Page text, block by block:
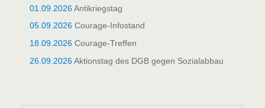
01.09.2026Antikriegstag
05.09.2026 Courage-Infostand
18.09.2026 Courage-Treffen
26.09.2026Aktionstag des DGB gegen Sozialabbau